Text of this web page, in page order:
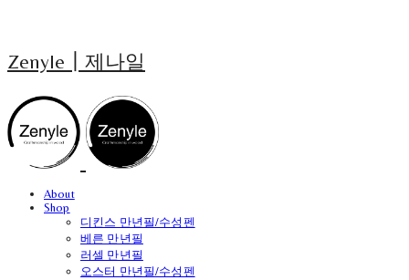
Zenyle┃제나일
About
Shop
디킨스 만년필/수성펜
베른 만년필
러셀 만년필
오스터 만년필/수성펜